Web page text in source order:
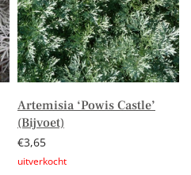
Artemisia ‘Powis Castle’
(Bijvoet)
€3,65